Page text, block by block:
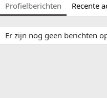
Profielberichten Recente
Er zijn nog geen berichten